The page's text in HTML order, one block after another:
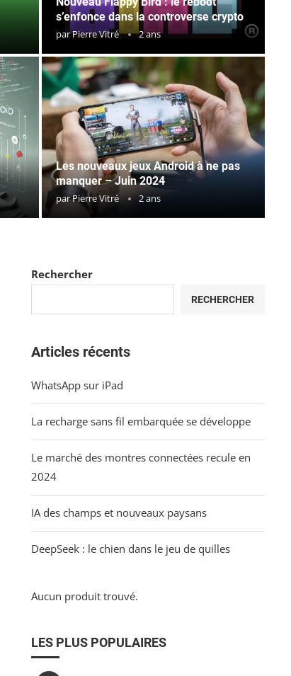
s’enfonce dans la controverse crypto
parPierre Vitré 2 ans
Les nouveaux jeux Android à ne pas
manquer – Juin 2024
parPierre Vitré 2 ans
Rechercher
RECHERCHER
Articles récents
WhatsApp sur iPad
La recharge sans fil embarquée se développe
Le marché des montres connectées recule en
2024
IA des champs et nouveaux paysans
DeepSeek : le chien dans le jeu de quilles
Aucun produit trouvé.
LES PLUS POPULAIRES